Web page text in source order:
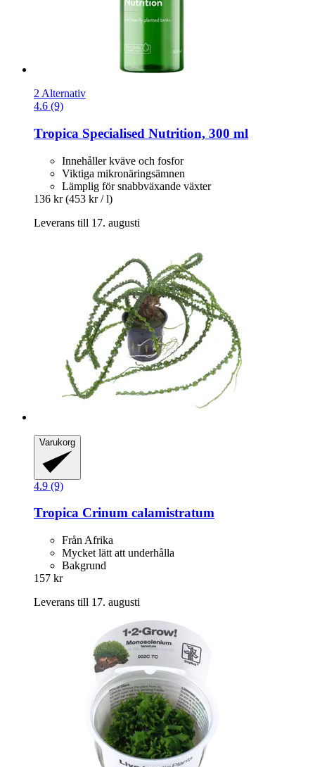
2 Alternativ
4.6 (9)
Tropica Specialised Nutrition, 300 ml
Innehåller kväve och fosfor
Viktiga mikronäringsämnen
Lämplig för snabbväxande växter
136 kr (453 kr / l)
Leverans till 17. augusti
Varukorg
4.9 (9)
Tropica Crinum calamistratum
Från Afrika
Mycket lätt att underhålla
Bakgrund
157 kr
Leverans till 17. augusti